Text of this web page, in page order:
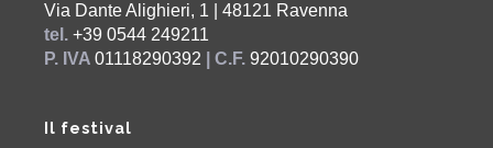
Via Dante Alighieri, 1 | 48121 Ravenna
tel. +39 0544 249211
P. IVA 01118290392 | C.F. 92010290390
Il festival